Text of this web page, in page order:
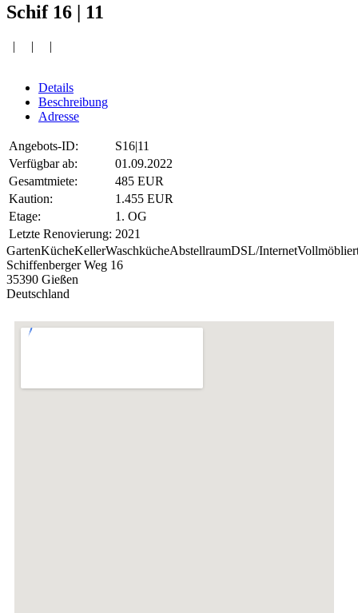
Schif 16 | 11
| | |
Details
Beschreibung
Adresse
Angebots-ID:
S16|11
Verfügbar ab:
01.09.2022
Gesamtmiete:
485 EUR
Kaution:
1.455 EUR
Etage:
1. OG
Letzte Renovierung: 2021
GartenKücheKellerWaschkücheAbstellraumDSL/Internet
Schiffenberger Weg 16
35390 Gießen
Deutschland